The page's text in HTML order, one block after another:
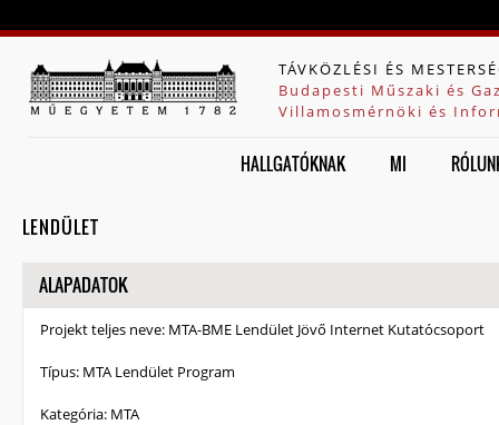
TÁVKÖZLÉSI ÉS
Budapesti Műszaki és
Villamosmérnöki és
HALLGATÓKNAK MI
LENDÜLET
ELREJT
ALAPADATOK
Projekt teljes neve: MTA-BME Lendület Jövő Internet Kutatócsoport
Típus: MTA Lendület Program
Kategória: MTA